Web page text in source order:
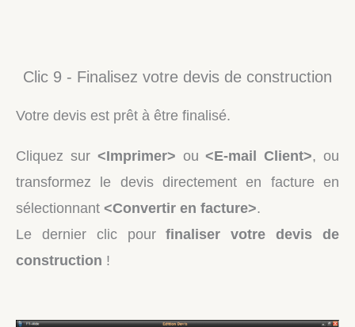
Clic 9 - Finalisez votre devis de construction
Votre devis est prêt à être finalisé.
Cliquez sur <Imprimer> ou<E-mail Client>, ou
transformez le devis directement en facture en
sélectionnant <Convertir en facture>.
Le dernier clic pourfinaliser votre devis de
construction !